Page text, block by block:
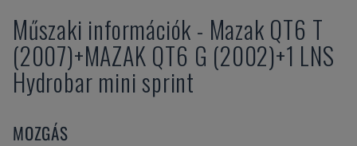
Műszaki információk - Mazak QT6 T
(2007)+MAZAK QT6 G (2002)+1 LNS
Hydrobar mini sprint
MOZGÁS